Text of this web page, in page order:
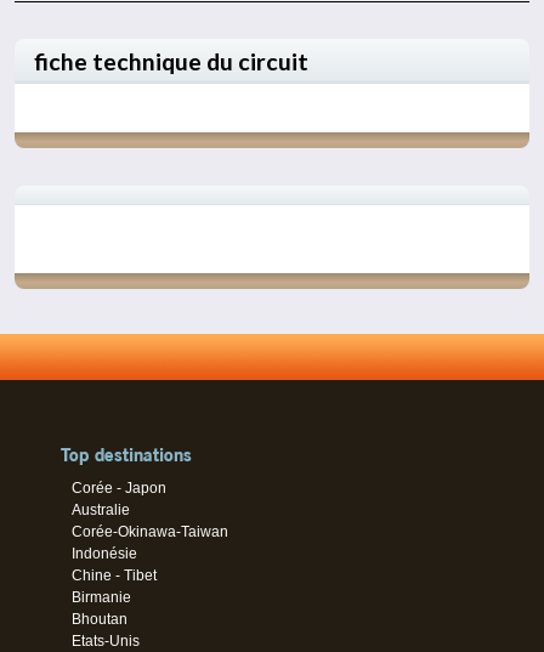
fiche technique du circuit
Top destinations
Corée - Japon
Australie
Corée-Okinawa-Taiwan
Indonésie
Chine - Tibet
Birmanie
Bhoutan
Etats-Unis